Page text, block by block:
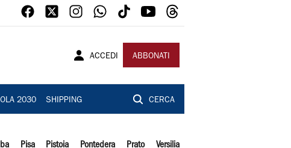
ACCEDI ABBONATI
2030 SHIPPING CERCA
Pisa Pistoia Pontedera Prato Versilia